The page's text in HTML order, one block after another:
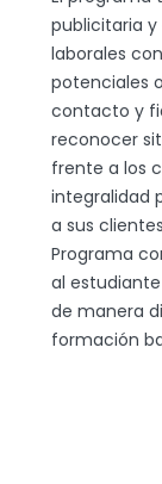
publicitaria
laborales
potenciales
contacto y
reconocer
frente a los
integralidad
a sus
Programa
al
de manera
formación